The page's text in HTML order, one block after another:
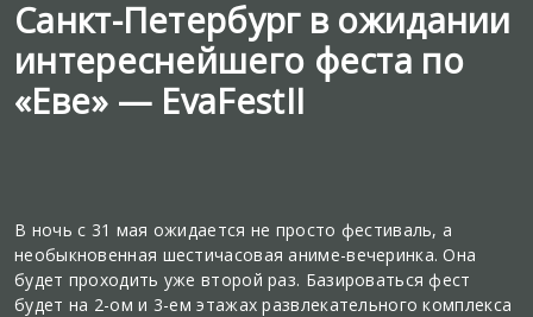
Санкт-Петербург в ожидании
интереснейшего феста по
«Еве» — EvaFestII
В ночь с 31 мая ожидается не просто фестиваль, а
необыкновенная шестичасовая аниме-вечеринка. Она
будет проходить уже второй раз. Базироваться фест
будет на 2-ом и 3-ем этажах развлекательного комплекса